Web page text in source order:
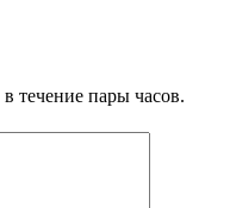
течение пары часов.